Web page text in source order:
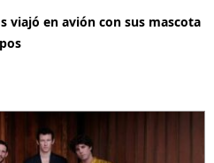
viajó en avión con sus mascota